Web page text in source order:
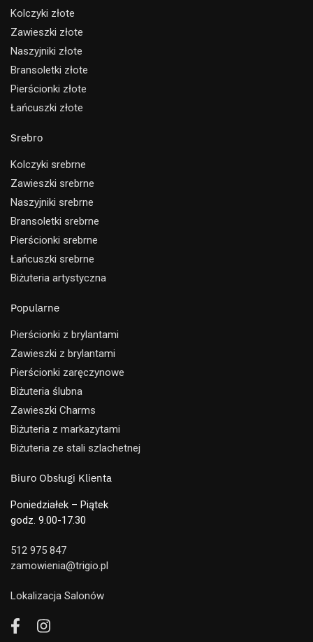
Kolczyki złote
Zawieszki złote
Naszyjniki złote
Bransoletki złote
Pierścionki złote
Łańcuszki złote
Srebro
Kolczyki srebrne
Zawieszki srebrne
Naszyjniki srebrne
Bransoletki srebrne
Pierścionki srebrne
Łańcuszki srebrne
Biżuteria artystyczna
Popularne
Pierścionki z brylantami
Zawieszki z brylantami
Pierścionki zaręczynowe
Biżuteria ślubna
Zawieszki Charms
Biżuteria z markazytami
Biżuteria ze stali szlachetnej
Biuro Obsługi Klienta
Poniedziałek – Piątek
godz. 9.00-17.30
512 975 847
zamowienia@trigio.pl
Lokalizacja Salonów